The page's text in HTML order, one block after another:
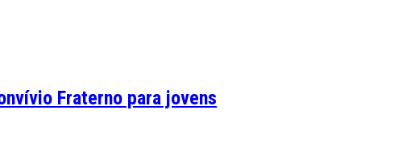
Fraterno para jovens